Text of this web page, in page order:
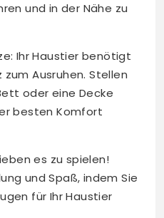
und in der Nähe zu
Ihr Haustier benötigt
Ausruhen. Stellen
oder eine Decke
besten Komfort
es zu spielen!
und Spaß, indem Sie
für Ihr Haustier